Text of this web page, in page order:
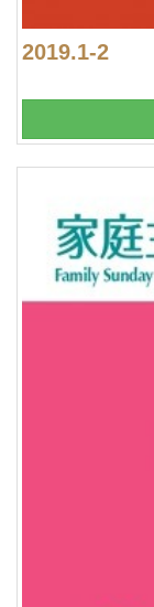
2019.1-2